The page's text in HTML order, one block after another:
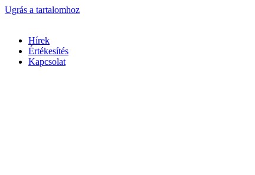
Ugrás a tartalomhoz
Hírek
Értékesítés
Kapcsolat